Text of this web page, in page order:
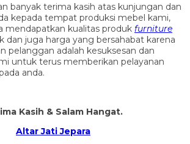
banyak terima kasih atas kunjungan dan
kepada tempat produksi mebel kami,
mendapatkan kualitas produk furniture
dan juga harga yang bersahabat karena
pelanggan adalah kesuksesan dan
untuk terus memberikan pelayanan
anda.
Kasih & Salam Hangat.
Altar Jati Jepara